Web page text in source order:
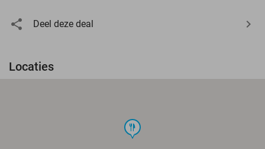
Deel deze deal
Locaties
food